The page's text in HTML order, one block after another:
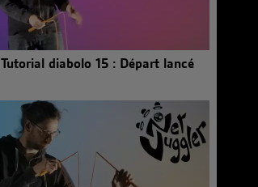
Tutorial diabolo 15 : Départ lancé